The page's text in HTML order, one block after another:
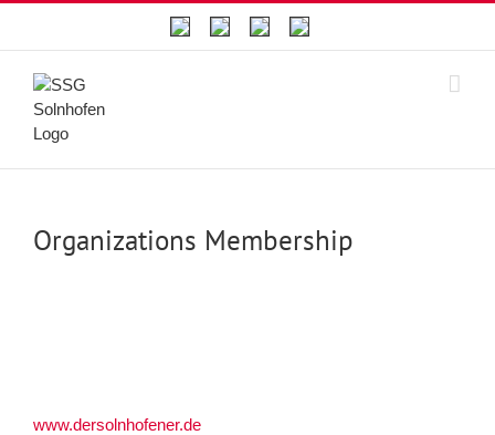
Organizations Membership
www.dersolnhofener.de